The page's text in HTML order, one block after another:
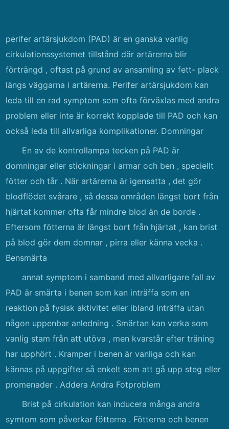
perifer artärsjukdom (PAD) är en ganska vanlig
cirkulationssystemet tillstånd där artärerna blir
förträngd , oftast på grund av ansamling av fett- plack
längs väggarna i artärerna. Perifer artärsjukdom kan
leda till en rad symptom som ofta förväxlas med andra
problem eller inte är korrekt kopplade till PAD och kan
också leda till allvarliga komplikationer. Domningar
En av de kontrollampa tecken på PAD är
domningar eller stickningar i armar och ben , speciellt
fötter och tår . När artärerna är igensatta , det gör
blodflödet svårare , så dessa områden längst bort från
hjärtat kommer ofta får mindre blod än de borde .
Eftersom fötterna är längst bort från hjärtat , kan brist
på blod gör dem domnar , pirra eller känna vecka .
Bensmärta
annat symptom i samband med allvarligare fall av
PAD är smärta i benen som kan inträffa som en
reaktion på fysisk aktivitet eller ibland inträffa utan
någon uppenbar anledning . Smärtan kan verka som
vanlig stam från att utöva , men kvarstår efter träning
har upphört . Kramper i benen är vanliga och kan
kännas på uppgifter så enkelt som att gå upp steg eller
promenader . Addera Andra Fotproblem
Brist på cirkulation kan inducera många andra
symtom som påverkar fötterna . Fötterna och benen